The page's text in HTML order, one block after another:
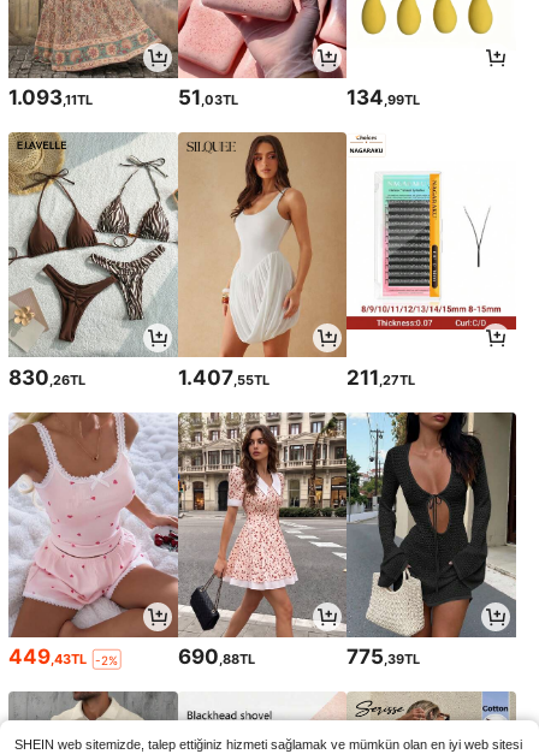
1.093,11TL 51,03TL 134,99TL
830 ,26TL 1.407 ,55TL 211 ,27TL
449 ,43TL -2% 690 ,88TL 775 ,39TL
SHEIN web sitemizde, talep ettiğiniz hizmeti sağlamak ve mümkün olan en iyi web sitesi